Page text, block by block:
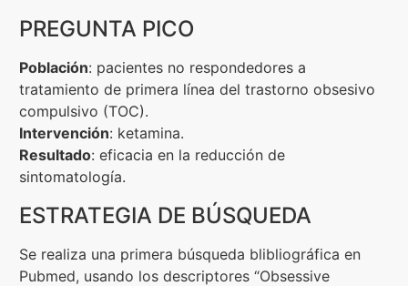
PREGUNTA PICO
Población: pacientes no respondedores a
tratamiento de primera línea del trastorno obsesivo
compulsivo (TOC).
Intervención: ketamina.
Resultado: eficacia en la reducción de
sintomatología.
ESTRATEGIA DE BÚSQUEDA
Se realiza una primera búsqueda blibliográfica en
Pubmed, usando los descriptores “Obsessive